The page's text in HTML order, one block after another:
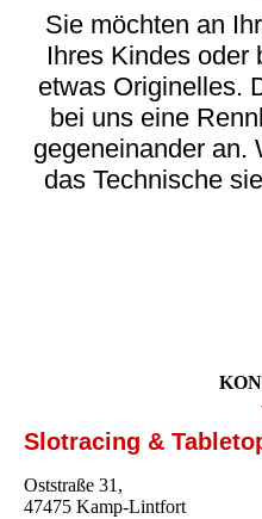
Sie möchten an
Ihres Kindes oder
etwas Originelles.
bei uns eine
gegeneinander an.
das Technische
Slotracing &
Oststraße 31,
47475 Kamp-Lintfort